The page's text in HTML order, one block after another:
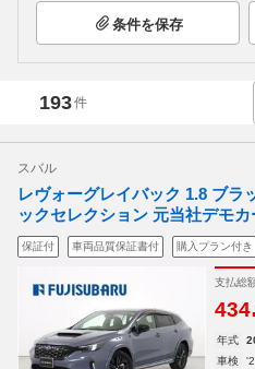
条件を保存
193件
スバル
レヴォーグレイバック 1.8 ブラ
ックセレクション 元当社デモカ
保証付 車両品質保証書付 購入プラン付き
支払総
434
年式
車検